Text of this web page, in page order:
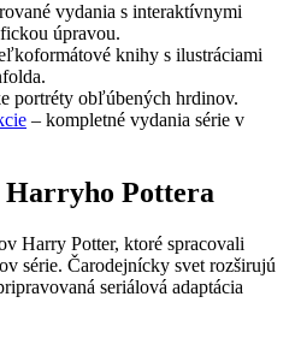
vydania s interaktívnymi
úpravou.
knihy s ilustráciami
portréty obľúbených hrdinov.
– kompletné vydania série v
Harryho Pottera
Harry Potter, ktoré spracovali
série. Čarodejnícky svet rozširujú
seriálová adaptácia